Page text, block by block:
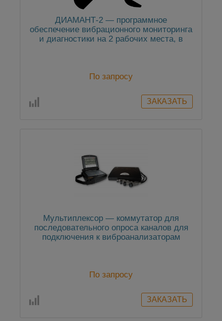
ДИАМАНТ-2 — программное
обеспечение вибрационного мониторинга
и диагностики на 2 рабочих места, в
По запросу
Мультиплексор — коммутатор для
последовательного опроса каналов для
подключения к виброанализаторам
По запросу